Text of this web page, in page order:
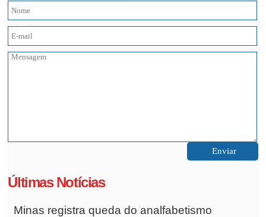
Últimas Notícias
Minas registra queda do analfabetismo